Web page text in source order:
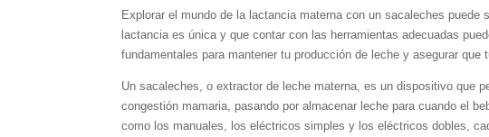
Explorar el mundo de la lactancia materna con un sacaleches
lactancia es única y que contar con las herramientas adecuadas
fundamentales para mantener tu producción de leche y asegurar
Un sacaleches, o extractor de leche materna, es un dispositivo que
congestión mamaria, pasando por almacenar leche para cuando el
como los manuales, los eléctricos simples y los eléctricos dobles,